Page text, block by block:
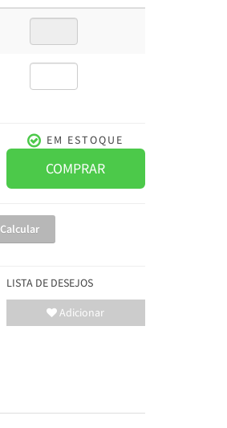
EM ESTOQUE
COMPRAR
Calcular
LISTA DE DESEJOS
Adicionar